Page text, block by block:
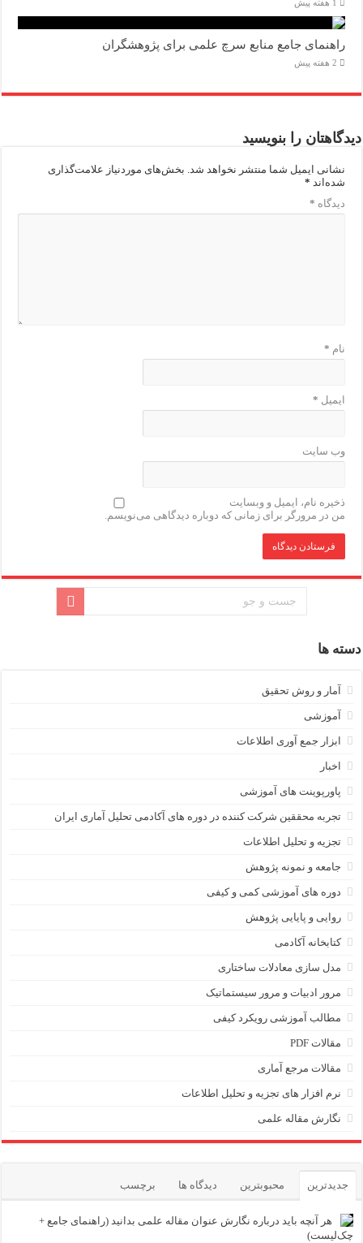
1 هفته پیش
راهنمای جامع منابع سرچ علمی برای پژوهشگران
2 هفته پیش
دیدگاهتان را بنویسید
نشانی ایمیل شما منتشر نخواهد شد. بخش‌های موردنیاز علامت‌گذاری
شده‌اند *
دیدگاه *
نام *
ایمیل *
وب‌ سایت
ذخیره نام، ایمیل و وبسایت
من در مرورگر برای زمانی که دوباره دیدگاهی می‌نویسم.
دسته ها
آمار و روش تحقیق
آموزشی
ابزار جمع آوری اطلاعات
اخبار
پاورپوینت های آموزشی
تجربه محققین شرکت کننده در دوره های آکادمی تحلیل آماری ایران
تجزیه و تحلیل اطلاعات
جامعه و نمونه پژوهش
دوره های آموزشی کمی و کیفی
روایی و پایایی پژوهش
کتابخانه آکادمی
مدل سازی معادلات ساختاری
مرور ادبیات و مرور سیستماتیک
مطالب آموزشی رویکرد کیفی
مقالات PDF
مقالات مرجع آماری
نرم افزار های تجزیه و تحلیل اطلاعات
نگارش مقاله علمی
جدیدترین محبوبترین دیدگاه ها برچسب
هر آنچه باید درباره نگارش عنوان مقاله علمی بدانید (راهنمای جامع +
چک‌لیست)